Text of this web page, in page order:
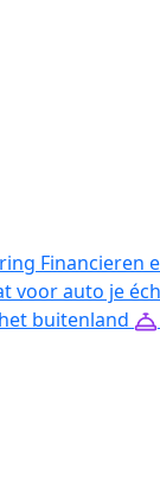
Financieren
voor auto je
buitenland